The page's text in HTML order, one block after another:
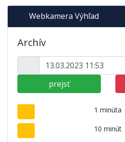
Webkamera Výhľad
Archív
prejsť
1 minúta
10 minút